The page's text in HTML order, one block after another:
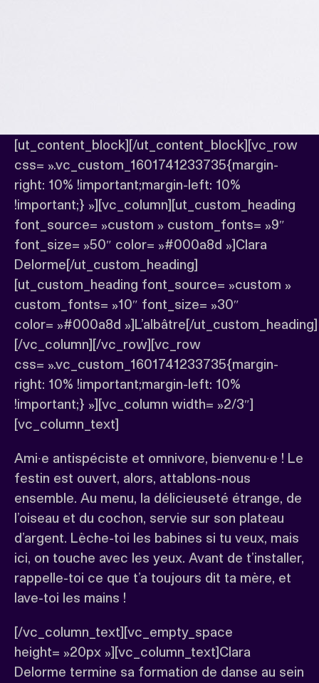
[ut_content_block][/ut_content_block][vc_row
css= ».vc_custom_1601741233735{margin-
right: 10% !important;margin-left: 10%
!important;} »][vc_column][ut_custom_heading
font_source= »custom » custom_fonts= »9″
font_size= »50″ color= »#000a8d »]Clara
Delorme[/ut_custom_heading]
[ut_custom_heading font_source= »custom »
custom_fonts= »10″ font_size= »30″
color= »#000a8d »]L’albâtre[/ut_custom_heading]
[/vc_column][/vc_row][vc_row
css= ».vc_custom_1601741233735{margin-
right: 10% !important;margin-left: 10%
!important;} »][vc_column width= »2/3″]
[vc_column_text]
Ami∙e antispéciste et omnivore, bienvenu∙e ! Le
festin est ouvert, alors, attablons-nous
ensemble. Au menu, la délicieuseté étrange, de
l’oiseau et du cochon, servie sur son plateau
d’argent. Lèche-toi les babines si tu veux, mais
ici, on touche avec les yeux. Avant de t’installer,
rappelle-toi ce que t’a toujours dit ta mère, et
lave-toi les mains !
[/vc_column_text][vc_empty_space
height= »20px »][vc_column_text]Clara
Delorme termine sa formation de danse au sein